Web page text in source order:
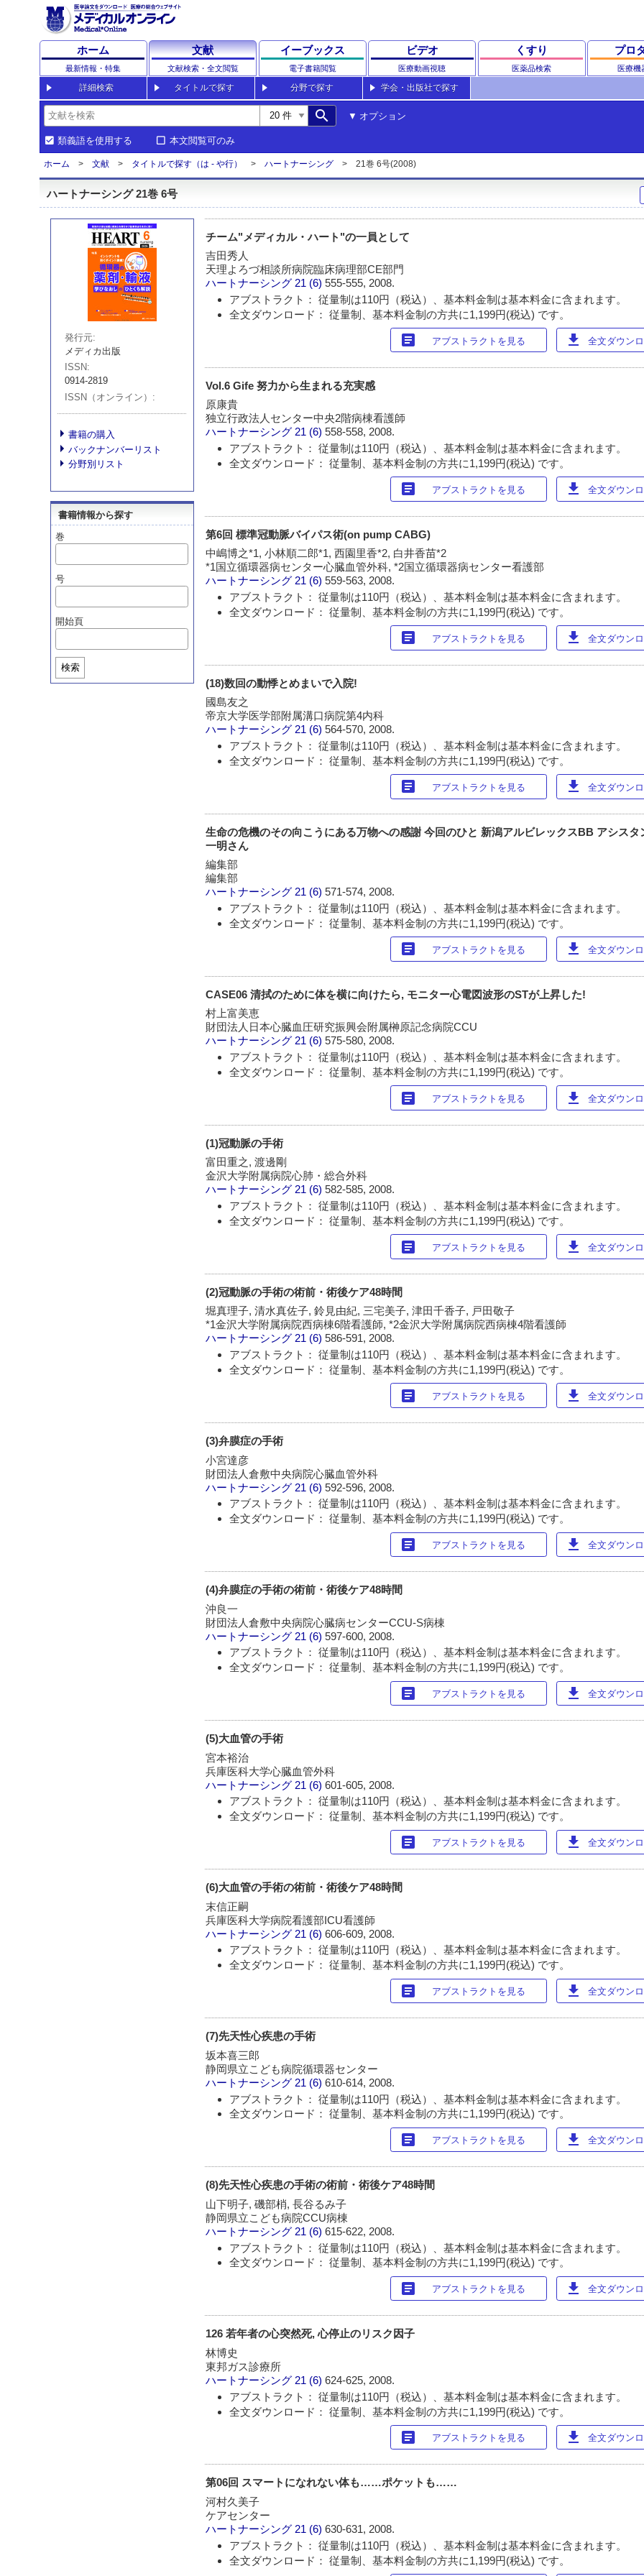
ホーム
最新情報・特集
文献
文献検索・全文閲覧
イーブックス
電子書籍閲覧
ビデオ
医療動画視聴
くすり
医薬品検索
プロ
医療機
詳細検索 タイトルで探す 分野で探す 学会・出版社で探す
search オプション
類義語を使用する 本文閲覧可のみ
ホーム 文献 タイトルで探す（は - や行） ハートナーシング 21巻 6号(2008)
ハートナーシング 21巻 6号
発行元
メディカ出版
ISSN
0914-2819
ISSN（オンライン）
書籍の購入
バックナンバーリスト
分野別リスト
書籍情報から探す
巻
号
開始頁
検索
チーム"メディカル・ハート"の一員として
吉田秀人
天理よろづ相談所病院臨床病理部CE部門
ハートナーシング 21 (6)555-555, 2008.
アブストラクト： 従量制は110円（税込）、基本料金制は基本料金に含まれます。
全文ダウンロード： 従量制、基本料金制の方共に1,199円(税込) です。
article アブストラクトを見る download 全文ダウン
Vol.6 Gife 努力から生まれる充実感
原康貴
独立行政法人センター中央2階病棟看護師
ハートナーシング 21 (6)558-558, 2008.
アブストラクト： 従量制は110円（税込）、基本料金制は基本料金に含まれます。
全文ダウンロード： 従量制、基本料金制の方共に1,199円(税込) です。
article アブストラクトを見る download 全文ダウン
第6回 標準冠動脈バイパス術(on pump CABG)
中嶋博之*1, 小林順二郎*1, 西園里香*2, 白井香苗*2
*1国立循環器病センター心臓血管外科, *2国立循環器病センター看護部
ハートナーシング 21 (6)559-563, 2008.
アブストラクト： 従量制は110円（税込）、基本料金制は基本料金に含まれます。
全文ダウンロード： 従量制、基本料金制の方共に1,199円(税込) です。
article アブストラクトを見る download 全文ダウン
(18)数回の動悸とめまいで入院!
國島友之
帝京大学医学部附属溝口病院第4内科
ハートナーシング 21 (6)564-570, 2008.
アブストラクト： 従量制は110円（税込）、基本料金制は基本料金に含まれます。
全文ダウンロード： 従量制、基本料金制の方共に1,199円(税込) です。
article アブストラクトを見る download 全文ダウン
生命の危機のその向こうにある万物への感謝 今回のひと 新潟アルビレックスBB アシスタ
一明さん
編集部
編集部
ハートナーシング 21 (6)571-574, 2008.
アブストラクト： 従量制は110円（税込）、基本料金制は基本料金に含まれます。
全文ダウンロード： 従量制、基本料金制の方共に1,199円(税込) です。
article アブストラクトを見る download 全文ダウン
CASE06 清拭のために体を横に向けたら, モニター心電図波形のSTが上昇した!
村上富美恵
財団法人日本心臓血圧研究振興会附属榊原記念病院CCU
ハートナーシング 21 (6)575-580, 2008.
アブストラクト： 従量制は110円（税込）、基本料金制は基本料金に含まれます。
全文ダウンロード： 従量制、基本料金制の方共に1,199円(税込) です。
article アブストラクトを見る download 全文ダウン
(1)冠動脈の手術
富田重之, 渡邊剛
金沢大学附属病院心肺・総合外科
ハートナーシング 21 (6)582-585, 2008.
アブストラクト： 従量制は110円（税込）、基本料金制は基本料金に含まれます。
全文ダウンロード： 従量制、基本料金制の方共に1,199円(税込) です。
article アブストラクトを見る download 全文ダウン
(2)冠動脈の手術の術前・術後ケア48時間
堀真理子, 清水真佐子, 鈴見由紀, 三宅美子, 津田千香子, 戸田敬子
*1金沢大学附属病院西病棟6階看護師, *2金沢大学附属病院西病棟4階看護師
ハートナーシング 21 (6)586-591, 2008.
アブストラクト： 従量制は110円（税込）、基本料金制は基本料金に含まれます。
全文ダウンロード： 従量制、基本料金制の方共に1,199円(税込) です。
article アブストラクトを見る download 全文ダウン
(3)弁膜症の手術
小宮達彦
財団法人倉敷中央病院心臓血管外科
ハートナーシング 21 (6)592-596, 2008.
アブストラクト： 従量制は110円（税込）、基本料金制は基本料金に含まれます。
全文ダウンロード： 従量制、基本料金制の方共に1,199円(税込) です。
article アブストラクトを見る download 全文ダウン
(4)弁膜症の手術の術前・術後ケア48時間
沖良一
財団法人倉敷中央病院心臓病センターCCU-S病棟
ハートナーシング 21 (6)597-600, 2008.
アブストラクト： 従量制は110円（税込）、基本料金制は基本料金に含まれます。
全文ダウンロード： 従量制、基本料金制の方共に1,199円(税込) です。
article アブストラクトを見る download 全文ダウン
(5)大血管の手術
宮本裕治
兵庫医科大学心臓血管外科
ハートナーシング 21 (6)601-605, 2008.
アブストラクト： 従量制は110円（税込）、基本料金制は基本料金に含まれます。
全文ダウンロード： 従量制、基本料金制の方共に1,199円(税込) です。
article アブストラクトを見る download 全文ダウン
(6)大血管の手術の術前・術後ケア48時間
末信正嗣
兵庫医科大学病院看護部ICU看護師
ハートナーシング 21 (6)606-609, 2008.
アブストラクト： 従量制は110円（税込）、基本料金制は基本料金に含まれます。
全文ダウンロード： 従量制、基本料金制の方共に1,199円(税込) です。
article アブストラクトを見る download 全文ダウン
(7)先天性心疾患の手術
坂本喜三郎
静岡県立こども病院循環器センター
ハートナーシング 21 (6)610-614, 2008.
アブストラクト： 従量制は110円（税込）、基本料金制は基本料金に含まれます。
全文ダウンロード： 従量制、基本料金制の方共に1,199円(税込) です。
article アブストラクトを見る download 全文ダウン
(8)先天性心疾患の手術の術前・術後ケア48時間
山下明子, 磯部梢, 長谷るみ子
静岡県立こども病院CCU病棟
ハートナーシング 21 (6)615-622, 2008.
アブストラクト： 従量制は110円（税込）、基本料金制は基本料金に含まれます。
全文ダウンロード： 従量制、基本料金制の方共に1,199円(税込) です。
article アブストラクトを見る download 全文ダウン
126 若年者の心突然死, 心停止のリスク因子
林博史
東邦ガス診療所
ハートナーシング 21 (6)624-625, 2008.
アブストラクト： 従量制は110円（税込）、基本料金制は基本料金に含まれます。
全文ダウンロード： 従量制、基本料金制の方共に1,199円(税込) です。
article アブストラクトを見る download 全文ダウン
第06回 スマートになれない体も……ポケットも……
河村久美子
ケアセンター
ハートナーシング 21 (6)630-631, 2008.
アブストラクト： 従量制は110円（税込）、基本料金制は基本料金に含まれます。
全文ダウンロード： 従量制、基本料金制の方共に1,199円(税込) です。